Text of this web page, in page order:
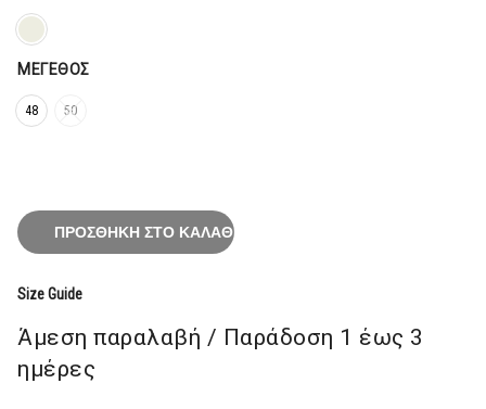
ΜΈΓΕΘΟΣ
48 50
ΠΡΟΣΘΉΚΗ ΣΤΟ ΚΑΛΆΘΙ
Size Guide
Άμεση παραλαβή / Παράδoση 1 έως 3
ημέρες